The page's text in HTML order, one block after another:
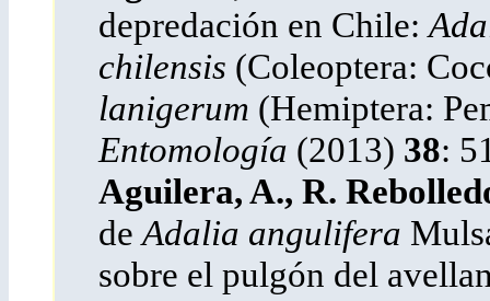
depredación en Chile:
chilensis (Coleoptera:
lanigerum (Hemiptera:
Entomología (2013) 38:
Aguilera, A., R.
deAdalia angulifera
sobre el pulgón del